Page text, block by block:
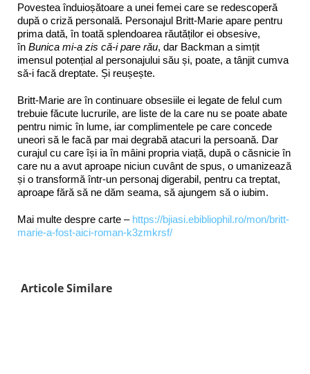
Povestea înduioșătoare a unei femei care se redescoperă
după o criză personală. Personajul Britt-Marie apare pentru
prima dată, în toată splendoarea răutăților ei obsesive,
în Bunica mi-a zis că-i pare rău, dar Backman a simțit
imensul potențial al personajului său și, poate, a tânjit cumva
să-i facă dreptate. Și reușește.
Britt-Marie are în continuare obsesiile ei legate de felul cum
trebuie făcute lucrurile, are liste de la care nu se poate abate
pentru nimic în lume, iar complimentele pe care concede
uneori să le facă par mai degrabă atacuri la persoană. Dar
curajul cu care își ia în mâini propria viață, după o căsnicie în
care nu a avut aproape niciun cuvânt de spus, o umanizează
și o transformă într-un personaj digerabil, pentru ca treptat,
aproape fără să ne dăm seama, să ajungem să o iubim.
Mai multe despre carte – https://bjiasi.ebibliophil.ro/mon/britt-
marie-a-fost-aici-roman-k3zmkrsf/
Articole Similare